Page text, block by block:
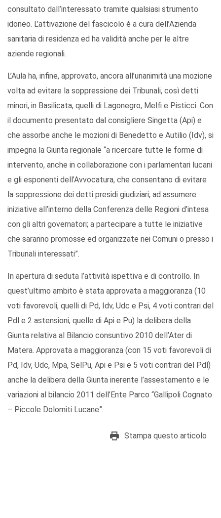
consultato dall’interessato tramite qualsiasi strumento
idoneo. L’attivazione del fascicolo è a cura dell’Azienda
sanitaria di residenza ed ha validità anche per le altre
aziende regionali.
L’Aula ha, infine, approvato, ancora all’unanimità una mozione
volta ad evitare la soppressione dei Tribunali, così detti
minori, in Basilicata, quelli di Lagonegro, Melfi e Pisticci. Con
il documento presentato dal consigliere Singetta (Api) e
che assorbe anche le mozioni di Benedetto e Autilio (Idv), si
impegna la Giunta regionale “a ricercare tutte le forme di
intervento, anche in collaborazione con i parlamentari lucani
e gli esponenti dell’Avvocatura, che consentano di evitare
la soppressione dei detti presidi giudiziari; ad assumere
iniziative all’interno della Conferenza delle Regioni d’intesa
con gli altri governatori; a partecipare a tutte le iniziative
che saranno promosse ed organizzate nei Comuni o presso i
Tribunali interessati”.
In apertura di seduta l’attività ispettiva e di controllo. In
quest’ultimo ambito è stata approvata a maggioranza (10
voti favorevoli, quelli di Pd, Idv, Udc e Psi, 4 voti contrari del
Pdl e 2 astensioni, quelle di Api e Pu) la delibera della
Giunta relativa al Bilancio consuntivo 2010 dell’Ater di
Matera. Approvata a maggioranza (con 15 voti favorevoli di
Pd, Idv, Udc, Mpa, SelPu, Api e Psi e 5 voti contrari del Pdl)
anche la delibera della Giunta inerente l’assestamento e le
variazioni al bilancio 2011 dell’Ente Parco “Gallipoli Cognato
– Piccole Dolomiti Lucane”.
Stampa questo articolo